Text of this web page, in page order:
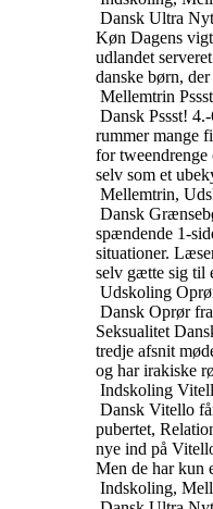
Dansk Ultra
Køn Dagens
udlandet
danske børn,
Mellemtrin
Dansk Pssst!
rummer mange
for
selv som et
Mellemtrin,
Dansk
spændende 1-
situationer.
selv gætte sig til
Udskoling
Dansk Oprør
Seksualitet
tredje afsnit
og har irakiske
Indskoling
Dansk Vitello
pubertet,
nye ind på
Men de har kun
Indskoling,